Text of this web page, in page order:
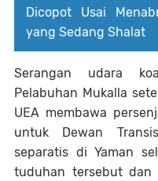
Dicopot Usai
yang Sedang Shalat
Serangan udara
Pelabuhan Mukalla
UEA membawa
untuk Dewan
separatis di Yaman
tuduhan tersebut